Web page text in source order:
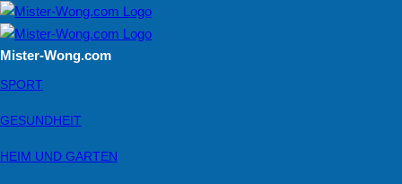
Mister-Wong.com
SPORT
GESUNDHEIT
HEIM UND GARTEN